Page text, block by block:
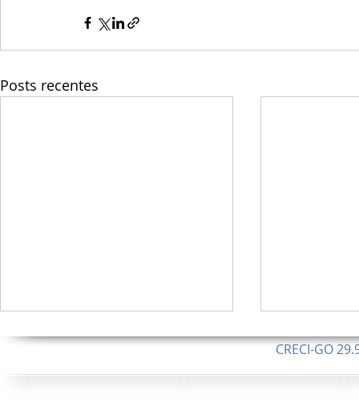
Posts recentes
CRECI-GO